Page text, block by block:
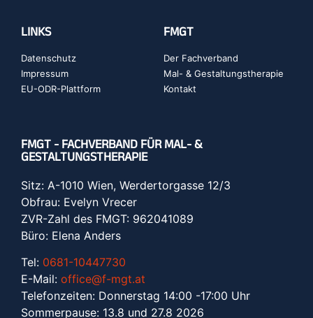
LINKS
Datenschutz
Impressum
EU-ODR-Plattform
FMGT
Der Fachverband
Mal- & Gestaltungstherapie
Kontakt
FMGT - FACHVERBAND FÜR MAL- &
GESTALTUNGSTHERAPIE
Sitz: A-1010 Wien, Werdertorgasse 12/3
Obfrau: Evelyn Vrecer
ZVR-Zahl des FMGT: 962041089
Büro: Elena Anders
Tel: 0681-10447730
E-Mail: office@f-mgt.at
Telefonzeiten: Donnerstag 14:00 -17:00 Uhr
Sommerpause: 13.8 und 27.8 2026